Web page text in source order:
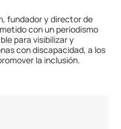
fundador y director de
con un periodismo
para visibilizar y
con discapacidad, a los
la inclusión.